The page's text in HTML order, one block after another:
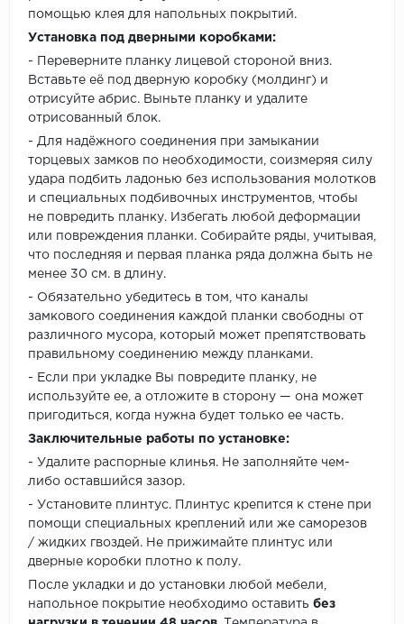
помощью клея для напольных покрытий.
Установка под дверными коробками:
- Переверните планку лицевой стороной вниз.
Вставьте её под дверную коробку (молдинг) и
отрисуйте абрис. Выньте планку и удалите
отрисованный блок.
- Для надёжного соединения при замыкании
торцевых замков по необходимости, соизмеряя силу
удара подбить ладонью без использования молотков
и специальных подбивочных инструментов, чтобы
не повредить планку. Избегать любой деформации
или повреждения планки. Собирайте ряды, учитывая,
что последняя и первая планка ряда должна быть не
менее 30 см. в длину.
- Обязательно убедитесь в том, что каналы
замкового соединения каждой планки свободны от
различного мусора, который может препятствовать
правильному соединению между планками.
- Если при укладке Вы повредите планку, не
используйте ее, а отложите в сторону — она может
пригодиться, когда нужна будет только ее часть.
Заключительные работы по установке:
- Удалите распорные клинья. Не заполняйте чем-
либо оставшийся зазор.
- Установите плинтус. Плинтус крепится к стене при
помощи специальных креплений или же саморезов
/ жидких гвоздей. Не прижимайте плинтус или
дверные коробки плотно к полу.
После укладки и до установки любой мебели,
напольное покрытие необходимо оставить без